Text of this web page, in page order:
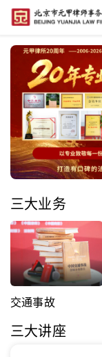
三大业务
交通事故
三大讲座